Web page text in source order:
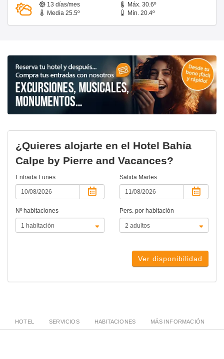
13 días/mes
Máx. 30.6º
Media 25.5º
Mín. 20.4º
¿Quieres alojarte en el Hotel Bahía
Calpe by Pierre and Vacances?
Entrada Lunes Salida Martes
Nº habitaciones Pers. por habitación
Ver disponibilidad
HOTEL SERVICIOS HABITACIONES MÁS INFORMACIÓN